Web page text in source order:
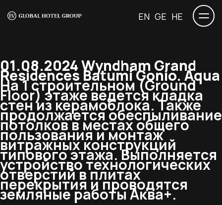
EN GE HE
01.08.2024 Wyndham Grand
Residences Batumi Gonio. Aqua
На 1 строительном (Ground
Floor) этаже ведется кладка
стен из керамоблока. Также
продолжается обеспыливание
потолков в местах общего
пользования и монтаж
витражных конструкций
типового этажа. Выполняется
устройство технологических
отверстий в плитах
перекрытия и проводятся
земляные работы Аква+.